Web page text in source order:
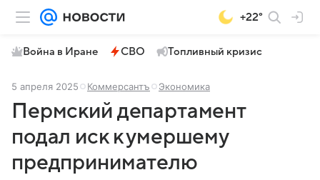
+22°
Война в Иране СВО Топливный кризис
5 апреля 2025 Коммерсантъ Экономика
Пермский департамент
подал иск к умершему
предпринимателю